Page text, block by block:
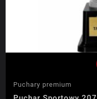
Puchary premium